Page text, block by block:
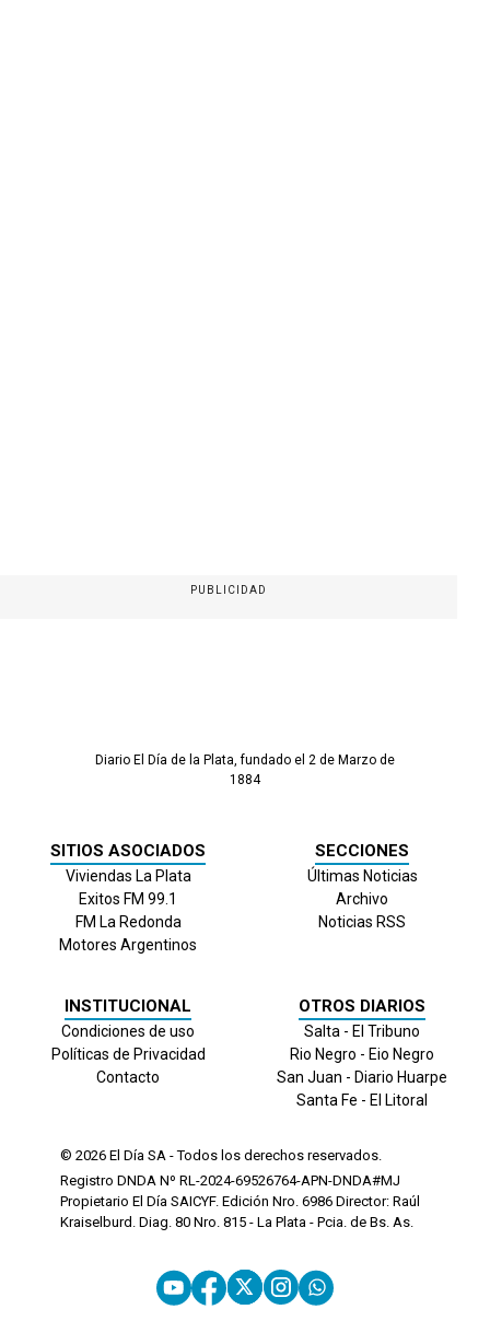
PUBLICIDAD
Diario El Día de la Plata, fundado el 2 de Marzo de
1884
SITIOS ASOCIADOS
Viviendas La Plata
Exitos FM 99.1
FM La Redonda
Motores Argentinos
SECCIONES
Últimas Noticias
Archivo
Noticias RSS
INSTITUCIONAL
Condiciones de uso
Políticas de Privacidad
Contacto
OTROS DIARIOS
Salta - El Tribuno
Rio Negro - Eio Negro
San Juan - Diario Huarpe
Santa Fe - El Litoral
© 2026 El Día SA - Todos los derechos reservados.
Registro DNDA Nº RL-2024-69526764-APN-DNDA#MJ
Propietario El Día SAICYF. Edición Nro. 6986 Director: Raúl
Kraiselburd. Diag. 80 Nro. 815 - La Plata - Pcia. de Bs. As.